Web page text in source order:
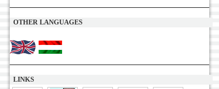
OTHER LANGUAGES
LINKS